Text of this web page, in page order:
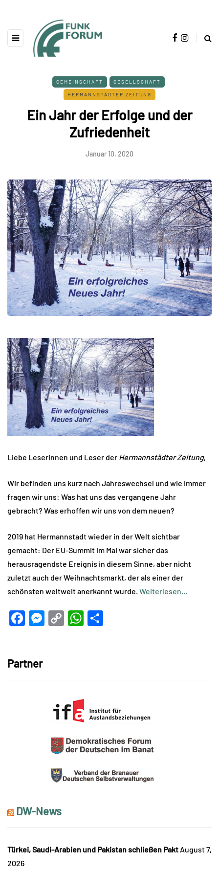
GEMEINSCHAFT GESELLSCHAFT
HERMANNSTÄDTER ZEITUNG
Ein Jahr der Erfolge und der
Zufriedenheit
Januar 10, 2020
Liebe Leserinnen und Leser der Hermannstädter Zeitung,
Wir befinden uns kurz nach Jahreswechsel und wie immer
fragen wir uns: Was hat uns das vergangene Jahr
gebracht? Was erhoffen wir uns von dem neuen?
2019 hat Hermannstadt wieder in der Welt sichtbar
gemacht: Der EU-Summit im Mai war sicher das
herausragendste Ereignis in diesem Sinne, aber nicht
zuletzt auch der Weihnachtsmarkt, der als einer der
schönsten weltweit anerkannt wurde. Weiterlesen…
Facebook
Messenger
CopyWhatsApp
Partner
DW-News
Türkei, Saudi-Arabien und Pakistan schließen Pakt August 7,
2026